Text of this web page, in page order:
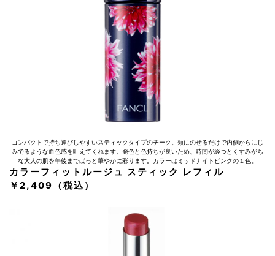
コンパクトで持ち運びしやすいスティックタイプのチーク。頬にのせるだけで内側からにじ
みでるような血色感を叶えてくれます。発色と色持ちが良いため、時間が経つとくすみがち
な大人の肌を午後までぱっと華やかに彩ります。カラーはミッドナイトピンクの１色。
カラーフィットルージュ スティック レフィル
￥2,409（税込）